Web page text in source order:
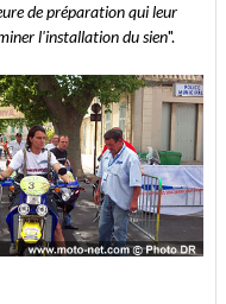
de préparation qui leur
l'installation du sien".